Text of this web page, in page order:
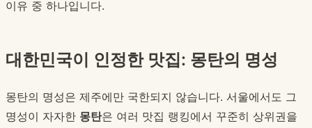
이유 중 하나입니다.
대한민국이 인정한 맛집: 몽탄의 명성
몽탄의 명성은 제주에만 국한되지 않습니다. 서울에서도 그
명성이 자자한 몽탄은 여러 맛집 랭킹에서 꾸준히 상위권을